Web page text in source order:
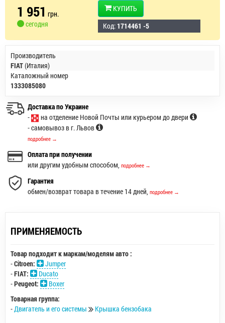
1 951 грн.
сегодня
КУПИТЬ
Код: 1714461 -5
Производитель
FIAT(Италия)
Каталожный номер
1333085080
Доставка по Украине
-
на отделение Новой Почты или курьером до двери
- самовывоз в г. Львов
подробнее →
Оплата при получении
или другим удобным способом, подробнее →
Гарантия
обмен/возврат товара в течение 14 дней, подробнее →
ПРИМЕНЯЕМОСТЬ
Товар подходит к маркам/моделям авто :
-Citroen:
Jumper
-FIAT:
Ducato
-Peugeot:
Boxer
Товарная группа:
-Двигатель и его системы Крышка бензобака